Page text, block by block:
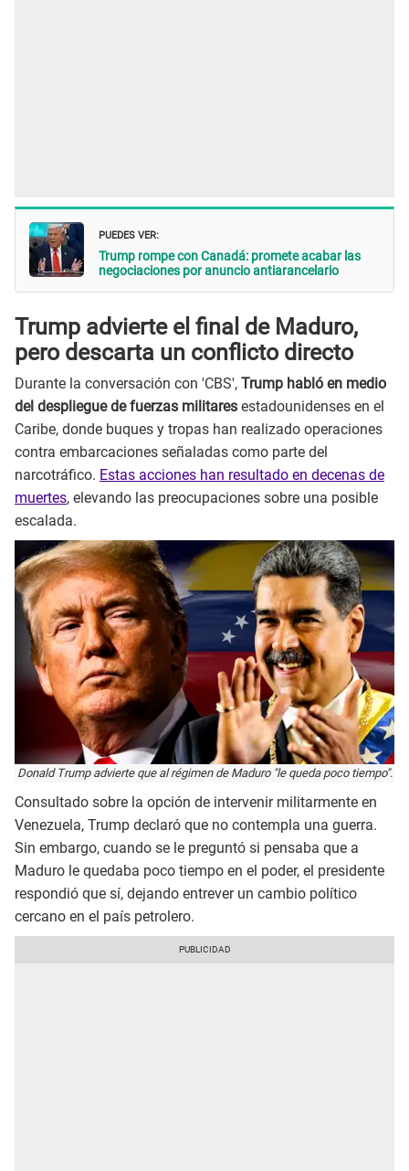
PUEDES VER:
Trump rompe con Canadá: promete acabar las
negociaciones por anuncio antiarancelario
Trump advierte el final de Maduro,
pero descarta un conflicto directo
Durante la conversación con 'CBS', Trump habló en medio
del despliegue de fuerzas militares estadounidenses en el
Caribe, donde buques y tropas han realizado operaciones
contra embarcaciones señaladas como parte del
narcotráfico. Estas acciones han resultado en decenas de
muertes, elevando las preocupaciones sobre una posible
escalada.
Donald Trump advierte que al régimen de Maduro "le queda poco tiempo".
Consultado sobre la opción de intervenir militarmente en
Venezuela, Trump declaró que no contempla una guerra.
Sin embargo, cuando se le preguntó si pensaba que a
Maduro le quedaba poco tiempo en el poder, el presidente
respondió que sí, dejando entrever un cambio político
cercano en el país petrolero.